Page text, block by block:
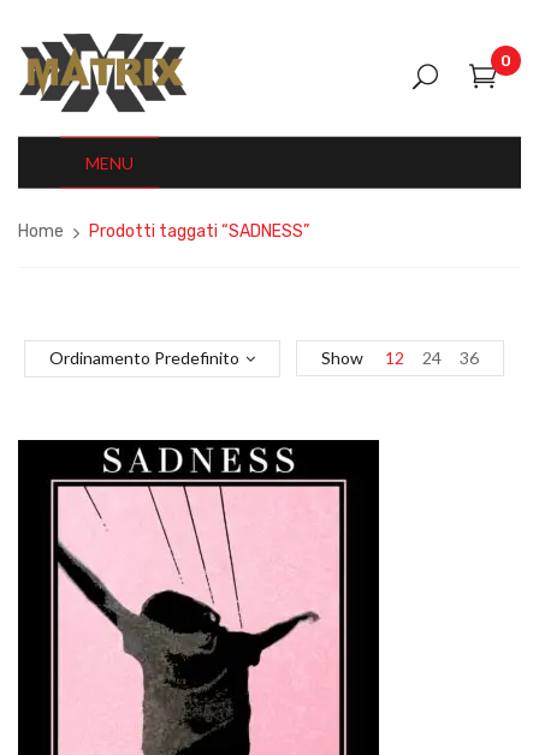
0
MENU
Home Prodotti taggati “SADNESS”
Ordinamento Predefinito Show 12 24 36